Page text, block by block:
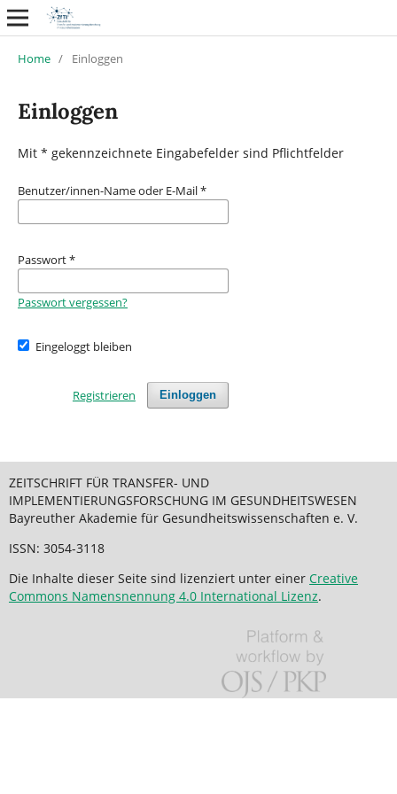
Home / Einloggen
Einloggen
Mit * gekennzeichnete Eingabefelder sind Pflichtfelder
Benutzer/innen-Name oder E-Mail*
Passwort*
Passwort vergessen?
Eingeloggt bleiben
Einloggen
Registrieren
ZEITSCHRIFT FÜR TRANSFER- UND
IMPLEMENTIERUNGSFORSCHUNG IM GESUNDHEITSWESEN
Bayreuther Akademie für Gesundheitswissenschaften e. V.
ISSN: 3054-3118
Die Inhalte dieser Seite sind lizenziert unter einer Creative
Commons Namensnennung 4.0 International Lizenz.